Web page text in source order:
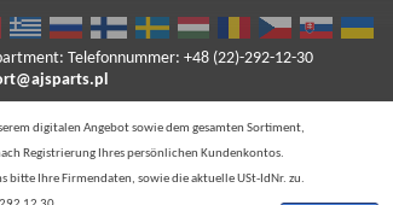
Telefonnummer: +48 (22)-292-12-30
digitalen Angebot sowie dem gesamten Sortiment,
Registrierung Ihres persönlichen Kundenkontos.
bitte Ihre Firmendaten, sowie die aktuelle USt-IdNr. zu.